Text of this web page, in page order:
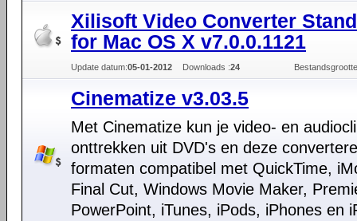
Xilisoft Video Converter
for Mac OS X v7.0.0.1121
Update datum:05-01-2012 Downloads :24
Cinematize v3.03.5
Met Cinematize kun je video- en
onttrekken uit DVD's en deze
formaten compatibel met QuickTime,
Final Cut, Windows Movie Maker,
PowerPoint, iTunes, iPods, iPhones en